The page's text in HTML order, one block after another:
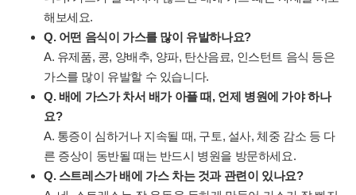
해보세요.
Q. 어떤 음식이 가스를 많이 유발하나요?
A. 유제품, 콩, 양배추, 양파, 탄산음료, 인스턴트 음식 등은
가스를 많이 유발할 수 있습니다.
Q. 배에 가스가 차서 배가 아플 때, 언제 병원에 가야 하나
요?
A. 통증이 심하거나 지속될 때, 구토, 설사, 체중 감소 등 다
른 증상이 동반될 때는 반드시 병원을 방문하세요.
Q. 스트레스가 배에 가스 차는 것과 관련이 있나요?